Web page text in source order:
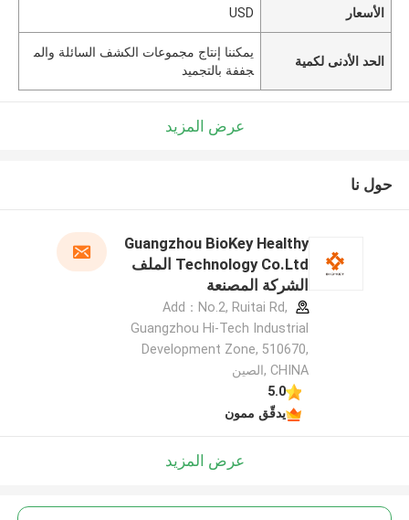
الأسعار USD
الحد الأدنى لكمية
يمكننا إنتاج مجموعات الكشف السائلة والم
جففة بالتجميد
عرض المزيد
حول نا
Guangzhou BioKey Healthy
Technology Co.Ltd الملف
الشركة المصنعة
Add：No.2, Ruitai Rd,
Guangzhou Hi-Tech Industrial
Development Zone, 510670,
CHINA ,الصين
5.0
يدقّق ممون
عرض المزيد